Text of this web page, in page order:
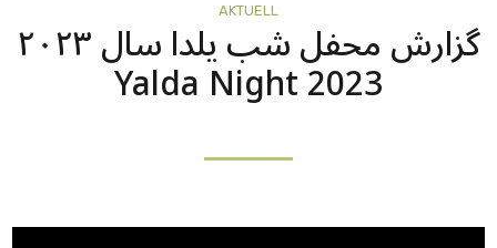
AKTUELL گزارش محفل شب یلدا سال ۲۰۲۳
Yalda Night 2023